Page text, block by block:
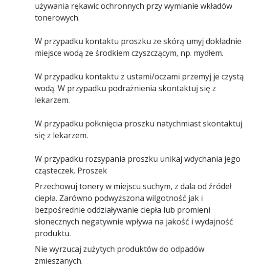
używania rękawic ochronnych przy wymianie wkładów
tonerowych.
W przypadku kontaktu proszku ze skórą umyj dokładnie
miejsce wodą ze środkiem czyszczącym, np. mydłem.
W przypadku kontaktu z ustami/oczami przemyj je czystą
wodą. W przypadku podrażnienia skontaktuj się z
lekarzem.
W przypadku połknięcia proszku natychmiast skontaktuj
się z lekarzem.
W przypadku rozsypania proszku unikaj wdychania jego
cząsteczek. Proszek
Przechowuj tonery w miejscu suchym, z dala od źródeł
ciepła. Zarówno podwyższona wilgotność jak i
bezpośrednie oddziaływanie ciepła lub promieni
słonecznych negatywnie wpływa na jakość i wydajność
produktu.
Nie wyrzucaj zużytych produktów do odpadów
zmieszanych.